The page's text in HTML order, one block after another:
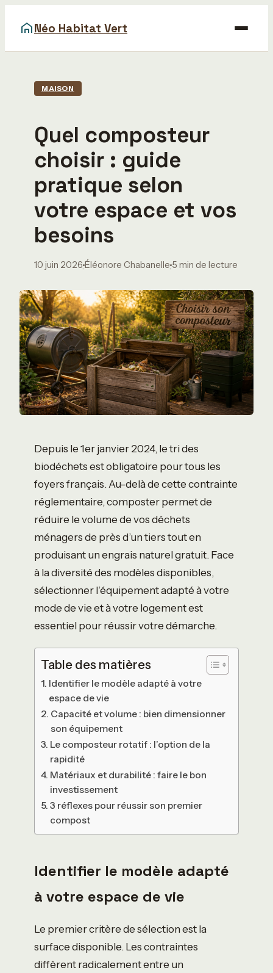
Néo Habitat Vert
Maison
Déco
Gastronomie
Immobilier
MAISON
Quel composteur
choisir : guide
pratique selon
votre espace et vos
besoins
10 juin 2026·Éléonore Chabanelle·5 min de lecture
Depuis le 1er janvier 2024, le tri des
biodéchets est obligatoire pour tous les
foyers français. Au-delà de cette contrainte
réglementaire, composter permet de
réduire le volume de vos déchets
ménagers de près d’un tiers tout en
produisant un engrais naturel gratuit. Face
à la diversité des modèles disponibles,
sélectionner l’équipement adapté à votre
mode de vie et à votre logement est
essentiel pour réussir votre démarche.
Table des matières
Identifier le modèle adapté à votre
espace de vie
Capacité et volume : bien dimensionner
son équipement
Le composteur rotatif : l’option de la
rapidité
Matériaux et durabilité : faire le bon
investissement
3 réflexes pour réussir son premier
compost
Identifier le modèle adapté
à votre espace de vie
Le premier critère de sélection est la
surface disponible. Les contraintes
diffèrent radicalement entre un